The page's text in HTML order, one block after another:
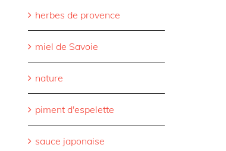
herbes de provence
miel de Savoie
nature
piment d'espelette
sauce japonaise